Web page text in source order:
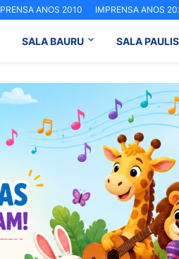
ANOS 2010 IMPRENSA ANOS
SALA BAURU SALA